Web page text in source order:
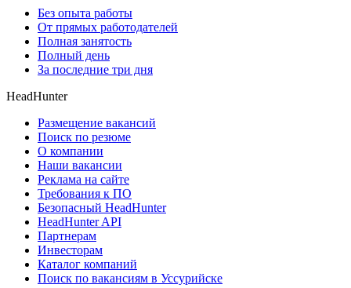
Без опыта работы
От прямых работодателей
Полная занятость
Полный день
За последние три дня
HeadHunter
Размещение вакансий
Поиск по резюме
О компании
Наши вакансии
Реклама на сайте
Требования к ПО
Безопасный HeadHunter
HeadHunter API
Партнерам
Инвесторам
Каталог компаний
Поиск по вакансиям в Уссурийске